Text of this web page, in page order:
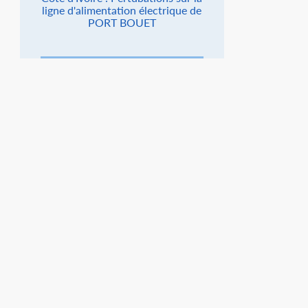
ligne d'alimentation électrique de
PORT BOUET